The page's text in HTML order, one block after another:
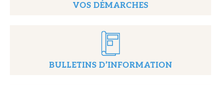
VOS DÉMARCHES
BULLETINS D’INFORMATION